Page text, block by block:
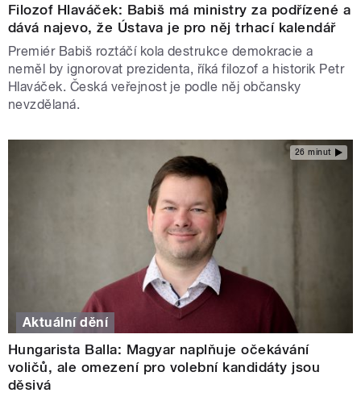
Filozof Hlaváček: Babiš má ministry za podřízené a
dává najevo, že Ústava je pro něj trhací kalendář
Premiér Babiš roztáčí kola destrukce demokracie a
neměl by ignorovat prezidenta, říká filozof a historik Petr
Hlaváček. Česká veřejnost je podle něj občansky
nevzdělaná.
26 minut
Aktuální dění
Hungarista Balla: Magyar naplňuje očekávání
voličů, ale omezení pro volební kandidáty jsou
děsivá